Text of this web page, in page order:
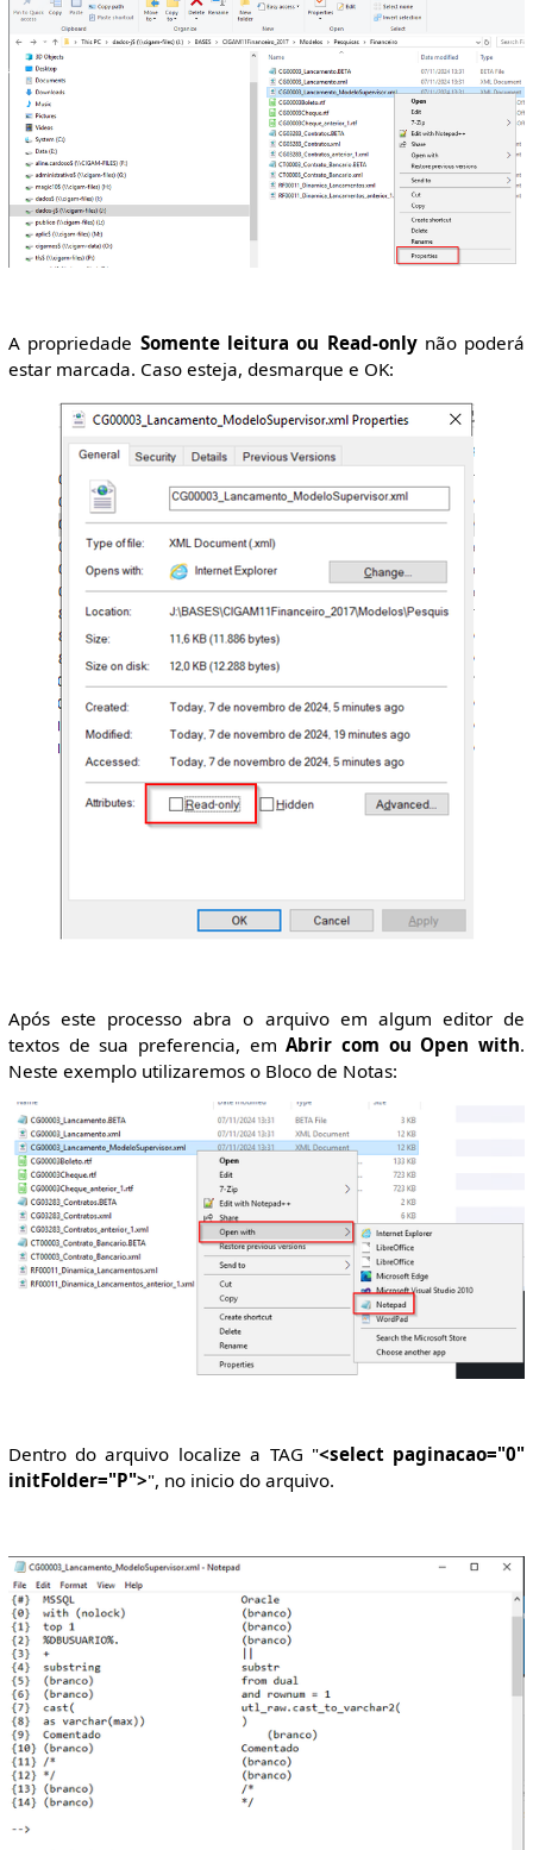
A propriedade Somente leitura ou Read-onlynão poderá
estar marcada. Caso esteja, desmarque e OK:
Após este processo abra o arquivo em algum editor de
textos de sua preferencia, emAbrir com ou Open with.
Neste exemplo utilizaremos o Bloco de Notas:
Dentro do arquivo localize a TAG "<select paginacao="0"
initFolder="P">", no inicio do arquivo.